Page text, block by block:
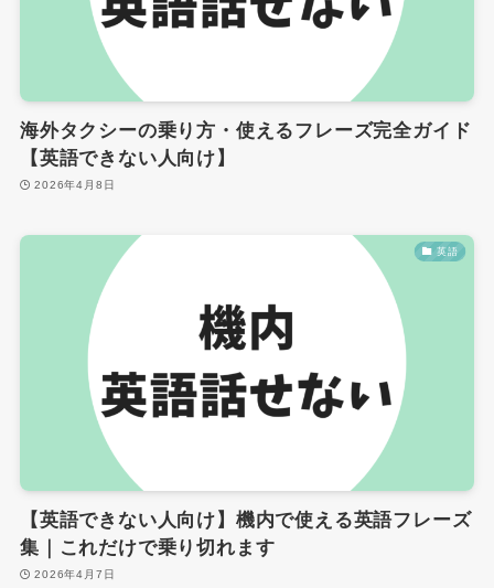
海外タクシーの乗り方・使えるフレーズ完全ガイド
【英語できない人向け】
2026年4月8日
英語
【英語できない人向け】機内で使える英語フレーズ
集｜これだけで乗り切れます
2026年4月7日